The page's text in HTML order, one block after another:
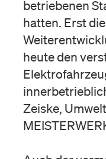
betriebenen
hatten. Erst
heute den
Zeiske,